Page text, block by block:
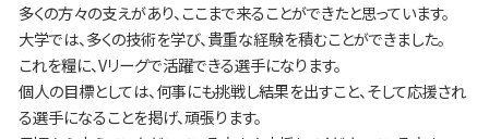
多くの方々の支えがあり、ここまで来ることができたと思っています。
大学では、多くの技術を学び、貴重な経験を積むことができました。
これを糧に、Vリーグで活躍できる選手になります。
個人の目標としては、何事にも挑戦し結果を出すこと、そして応援され
る選手になることを掲げ、頑張ります。